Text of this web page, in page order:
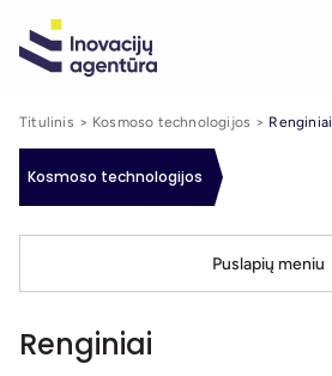
Titulinis Kosmoso technologijos Renginiai
Kosmoso technologijos
Puslapių meniu
Renginiai